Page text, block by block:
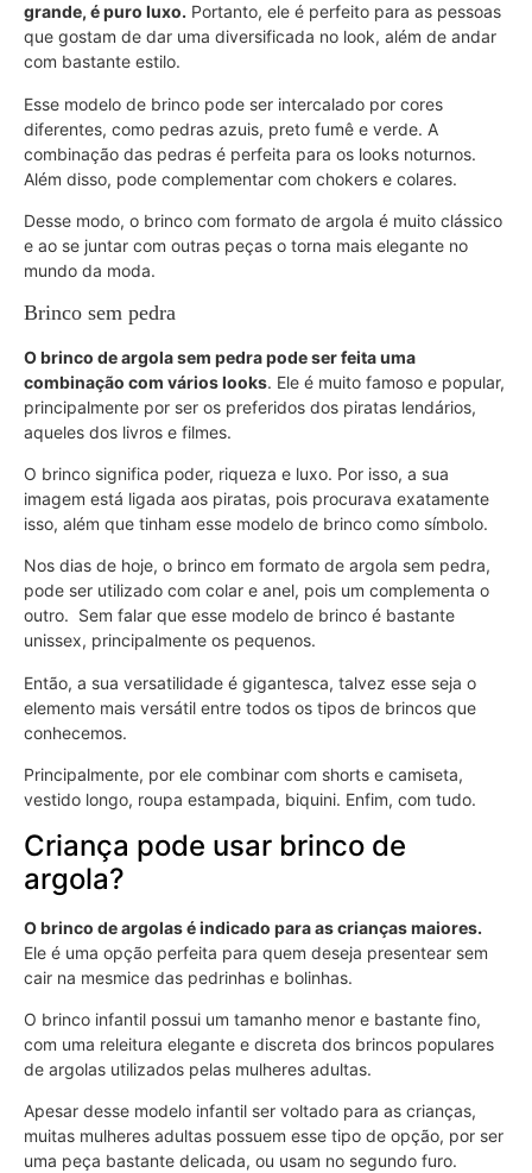
grande, é puro luxo. Portanto, ele é perfeito para as pessoas
que gostam de dar uma diversificada no look, além de andar
com bastante estilo.
Esse modelo de brinco pode ser intercalado por cores
diferentes, como pedras azuis, preto fumê e verde. A
combinação das pedras é perfeita para os looks noturnos.
Além disso, pode complementar com chokers e colares.
Desse modo, o brinco com formato de argola é muito clássico
e ao se juntar com outras peças o torna mais elegante no
mundo da moda.
Brinco sem pedra
O brinco de argola sem pedra pode ser feita uma
combinação com vários looks. Ele é muito famoso e popular,
principalmente por ser os preferidos dos piratas lendários,
aqueles dos livros e filmes.
O brinco significa poder, riqueza e luxo. Por isso, a sua
imagem está ligada aos piratas, pois procurava exatamente
isso, além que tinham esse modelo de brinco como símbolo.
Nos dias de hoje, o brinco em formato de argola sem pedra,
pode ser utilizado com colar e anel, pois um complementa o
outro. Sem falar que esse modelo de brinco é bastante
unissex, principalmente os pequenos.
Então, a sua versatilidade é gigantesca, talvez esse seja o
elemento mais versátil entre todos os tipos de brincos que
conhecemos.
Principalmente, por ele combinar com shorts e camiseta,
vestido longo, roupa estampada, biquini. Enfim, com tudo.
Criança pode usar brinco de
argola?
O brinco de argolas é indicado para as crianças maiores.
Ele é uma opção perfeita para quem deseja presentear sem
cair na mesmice das pedrinhas e bolinhas.
O brinco infantil possui um tamanho menor e bastante fino,
com uma releitura elegante e discreta dos brincos populares
de argolas utilizados pelas mulheres adultas.
Apesar desse modelo infantil ser voltado para as crianças,
muitas mulheres adultas possuem esse tipo de opção, por ser
uma peça bastante delicada, ou usam no segundo furo.